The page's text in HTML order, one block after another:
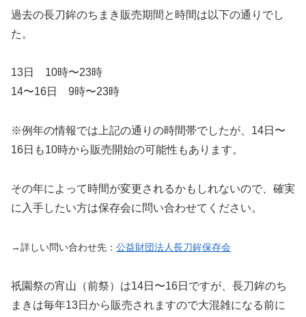
過去の長刀鉾のちまき販売期間と時間は以下の通りでし
た。
13日 10時〜23時
14〜16日 9時〜23時
※例年の情報では上記の通りの時間帯でしたが、 14日〜
16日も10時から販売開始の可能性 もあります。
その年によって時間が変更されるかもしれないので、確実
に入手したい方は保存会に問い合わせてください。
→詳しい問い合わせ先： 公益財団法人長刀鉾保存会
祇園祭の宵山（前祭）は14日〜16日ですが、長刀鉾のち
まきは毎年13日から販売されますので大混雑になる前に